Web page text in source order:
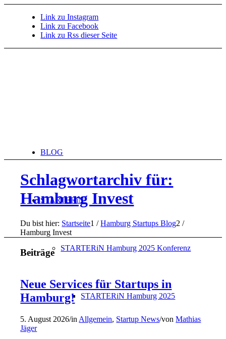
Link zu Instagram
Link zu Facebook
Link zu Rss dieser Seite
BLOG
STARTERiN
STARTERiN Hamburg 2025 Konferenz
STARTERiN Hamburg 2025
Schlagwortarchiv für:
Hamburg Invest
Du bist hier: Startseite1 / Hamburg Startups Blog2 /
Hamburg Invest
Beiträge
Neue Services für Startups in
Hamburg!
5. August 2026/in Allgemein, Startup News/vonMathias
Jäger